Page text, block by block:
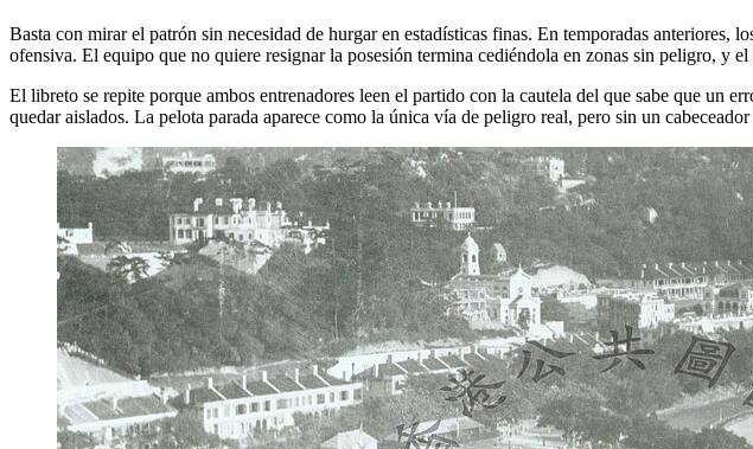
Basta con mirar el patrón sin necesidad de hurgar en estadísticas finas. En temporadas
ofensiva. El equipo que no quiere resignar la posesión termina cediéndola en zonas sin peligro, y
El libreto se repite porque ambos entrenadores leen el partido con la cautela del que sabe que un
quedar aislados. La pelota parada aparece como la única vía de peligro real, pero sin un